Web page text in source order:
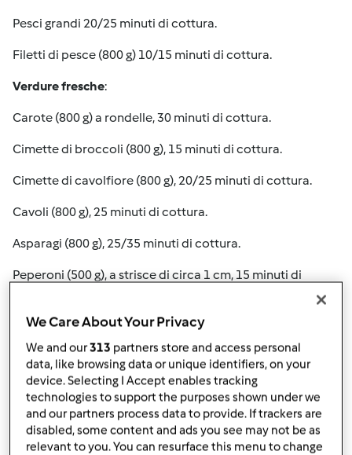
Pesci grandi 20/25 minuti di cottura.
Filetti di pesce (800 g) 10/15 minuti di cottura.
Verdure fresche:
Carote (800 g) a rondelle, 30 minuti di cottura.
Cimette di broccoli (800 g), 15 minuti di cottura.
Cimette di cavolfiore (800 g), 20/25 minuti di cottura.
Cavoli (800 g), 25 minuti di cottura.
Asparagi (800 g), 25/35 minuti di cottura.
Peperoni (500 g), a strisce di circa 1 cm, 15 minuti di
Funghi (500 g), interi, 15 minuti di cottura.
Piselli (500 g) 16/18 minuti di cottura.
Patate (800 g), a tocchi di grandezza media, 25 minuti di
cottura.
Porri (800 g), a rondelle, 25 minuti di cottura.
We Care About Your Privacy
We and our313 partners store and access personal
data, like browsing data or unique identifiers, on your
device. Selecting I Accept enables tracking
technologies to support the purposes shown under we
and our partners process data to provide. If trackers are
disabled, some content and ads you see may not be as
relevant to you. You can resurface this menu to change